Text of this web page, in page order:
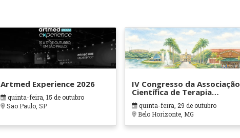
Artmed Experience 2026
quinta-feira, 15 de outubro
Sao Paulo, SP
IV Congresso da Associação
Científica de Terapia
Ocupacional em Contextos
Hospitalares e Cuidados
Paliativos - ATOHOSP
quinta-feira, 29 de outubro
Belo Horizonte, MG